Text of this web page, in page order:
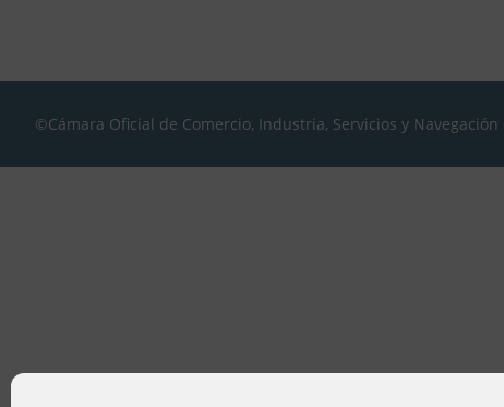
©Cámara Oficial de Comercio, Industria, Servicios y Navegación